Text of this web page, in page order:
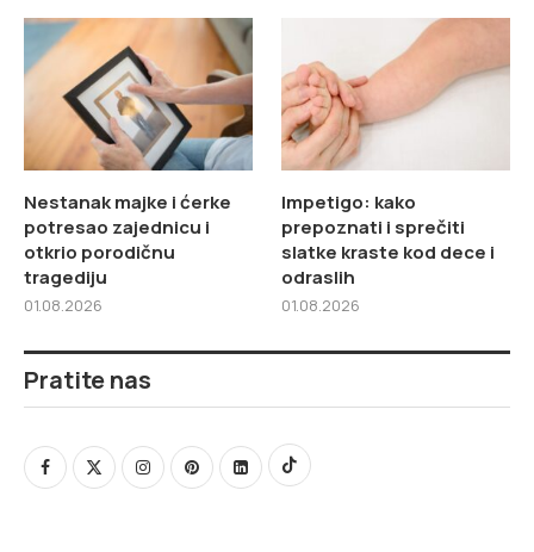
Nestanak majke i ćerke
potresao zajednicu i
otkrio porodičnu
tragediju
01.08.2026
Impetigo: kako
prepoznati i sprečiti
slatke kraste kod dece i
odraslih
01.08.2026
Pratite nas